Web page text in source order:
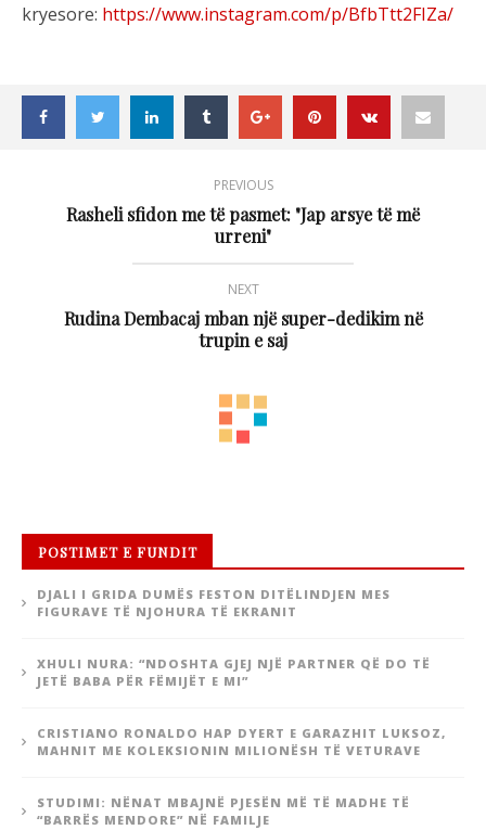
kryesore: https://www.instagram.com/p/BfbTtt2FIZa/
PREVIOUS
Rasheli sfidon me të pasmet: "Jap arsye të më
urreni"
NEXT
Rudina Dembacaj mban një super-dedikim në
trupin e saj
Rasheli sfidon me të pasmet: “Jap
arsye të më urreni”
Rashel Kolaneci është një bukuroshe së cilës vështirë
shfrytëzuar për të ngritur një karrierë televizive.
mori vëmendjen maksimale të të gjithëve.
TvKlan, ku ajo po shkëlqen nga mbrëmja në mbrëmje.